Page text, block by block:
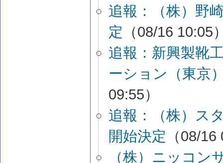
追報：（株）野
定 （08/16 10:05
追報：新興製靴
ーション（東京
09:55）
追報：（株）ス
開始決定 （08/
（株）ニッコン